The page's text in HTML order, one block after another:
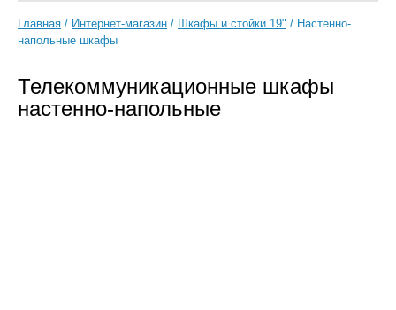
Главная / Интернет-магазин / Шкафы и стойки 19" / Настенно-
напольные шкафы
Телекоммуникационные шкафы
настенно-напольные